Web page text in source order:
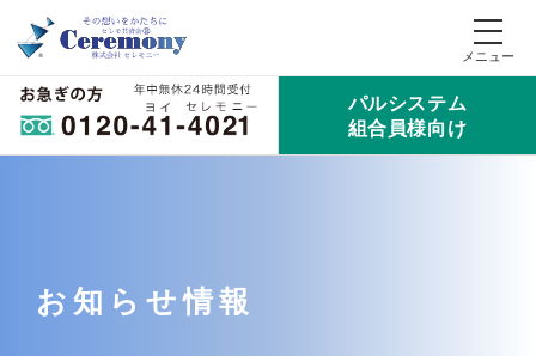
パルシステム
組合員様向け
お知らせ情報